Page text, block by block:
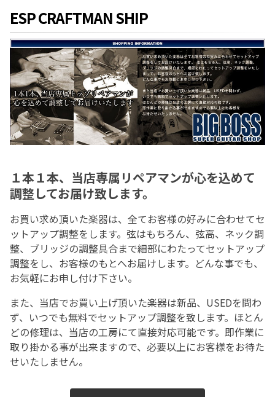
ESP CRAFTMAN SHIP
１本１本、当店専属リペアマンが心を込めて
調整してお届け致します。
お買い求め頂いた楽器は、全てお客様の好みに合わせてセ
ットアップ調整をします。弦はもちろん、弦高、ネック調
整、ブリッジの調整具合まで細部にわたってセットアップ
調整をし、お客様のもとへお届けします。どんな事でも、
お気軽にお申し付け下さい。
また、当店でお買い上げ頂いた楽器は新品、USEDを問わ
ず、いつでも無料でセットアップ調整を致します。ほとん
どの修理は、当店の工房にて直接対応可能です。即作業に
取り掛かる事が出来ますので、必要以上にお客様をお待た
せいたしません。